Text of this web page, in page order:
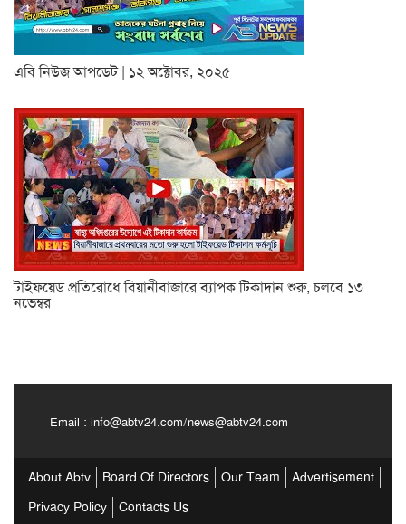
এবি নিউজ আপডেট | ১২ অক্টোবর, ২০২৫
টাইফয়েড প্রতিরোধে বিয়ানীবাজারে ব্যাপক টিকাদান শুরু, চলবে ১৩
নভেম্বর
Email : info@abtv24.com/news@abtv24.com
About Abtv Board Of Directors Our Team
Advertisement
Privacy Policy
Contacts Us